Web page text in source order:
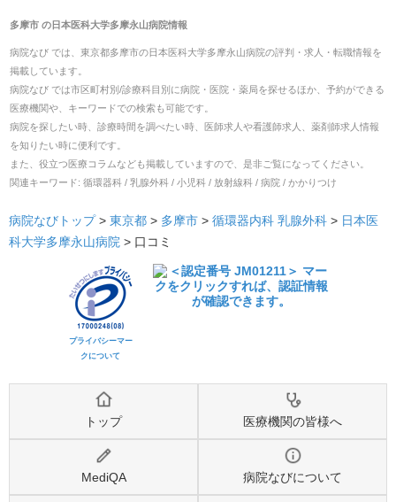
多摩市の日本医科大学多摩永山病院情報
病院なび では、 東京都多摩市の日本医科大学多摩永山病院の評判・求人・転職情報を
掲載しています。
病院なび では市区町村別/診療科目別に病院・医院・薬局を探せるほか、予約ができる
医療機関や、キーワードでの検索も可能です。
病院を探したい時、診療時間を調べたい時、医師求人や看護師求人、薬剤師求人情報
を知りたい時に便利です。
また、役立つ医療コラムなども掲載していますので、是非ご覧になってください。
関連キーワード: 循環器科 / 乳腺外科 / 小児科 / 放射線科 / 病院 / かかりつけ
病院なびトップ > 東京都 > 多摩市 > 循環器内科 乳腺外科 > 日本医
科大学多摩永山病院 > 口コミ
プライバシーマー
クについて
トップ 医療機関の皆様へ
MediQA 病院なびについて